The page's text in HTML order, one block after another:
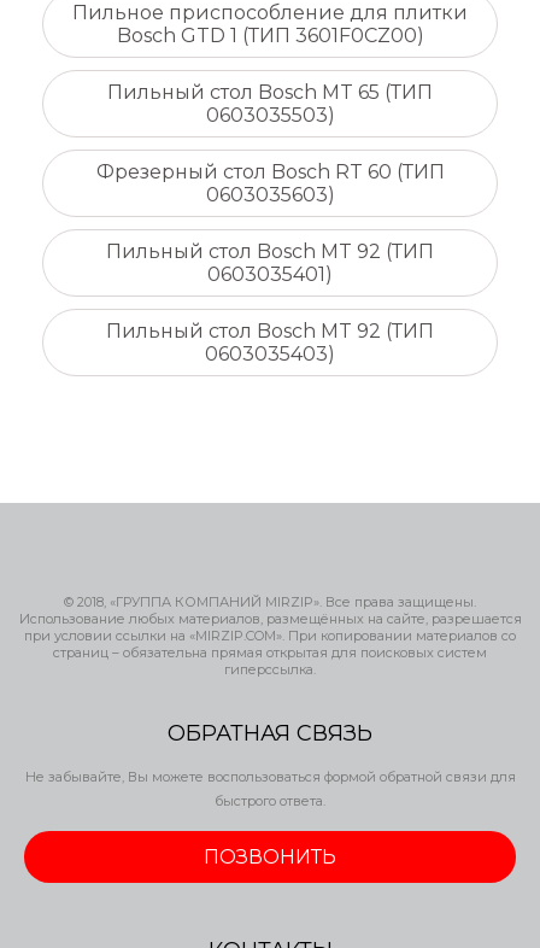
Пильное приспособление для плитки
Bosch GTD 1 (ТИП 3601F0CZ00)
Пильный стол Bosch MT 65 (ТИП
0603035503)
Фрезерный стол Bosch RT 60 (ТИП
0603035603)
Пильный стол Bosch MT 92 (ТИП
0603035401)
Пильный стол Bosch MT 92 (ТИП
0603035403)
© 2018, «ГРУППА КОМПАНИЙ MIRZIP». Все права защищены.
Использование любых материалов, размещённых на сайте, разрешается
при условии ссылки на «MIRZIP.COM». При копировании материалов со
страниц – обязательна прямая открытая для поисковых систем
гиперссылка.
ОБРАТНАЯ СВЯЗЬ
Не забывайте, Вы можете воспользоваться формой обратной связи для
быстрого ответа.
ПОЗВОНИТЬ